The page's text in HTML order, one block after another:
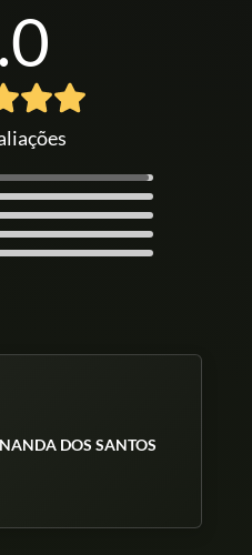
DOS SANTOS